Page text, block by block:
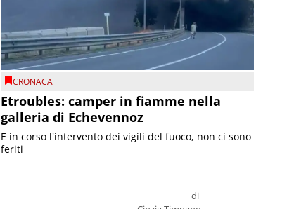
CRONACA
Etroubles: camper in fiamme nella
galleria di Echevennoz
di
E in corso l'intervento dei vigili del fuoco, non ci sono
feriti